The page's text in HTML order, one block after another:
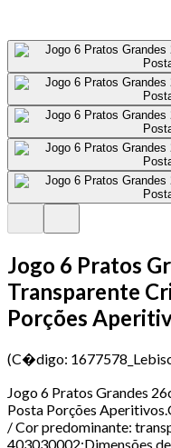
Jogo 6 Pratos
Transparente
Porções
(C�digo:
Jogo 6 Pratos Grandes
Posta Porções
/ Cor predominante:
403030002;Dimensões